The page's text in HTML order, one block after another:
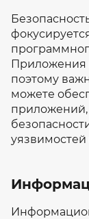
Приложения
поэтому
можете
приложений,
уязвимостей